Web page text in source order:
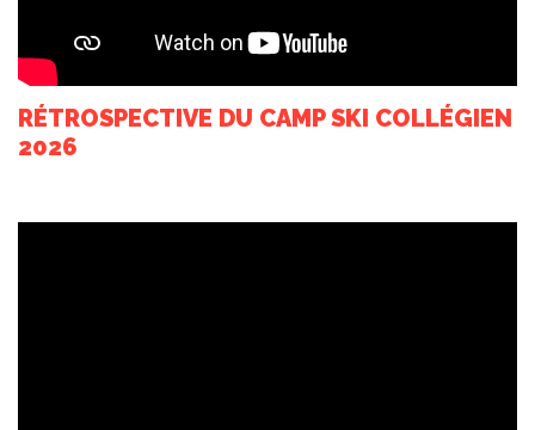
RÉTROSPECTIVE DU CAMP SKI COLLÉGIEN
2026